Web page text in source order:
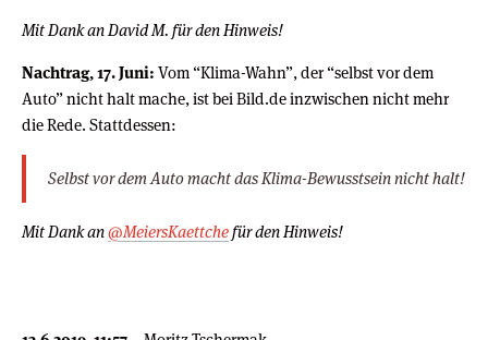
Mit Dank an David M. für den Hinweis!
Nachtrag, 17. Juni: Vom “Klima-Wahn”, der “selbst vor dem
Auto” nicht halt mache, ist bei Bild.de inzwischen nicht mehr
die Rede. Stattdessen:
Selbst vor dem Auto macht das Klima-Bewusstsein nicht halt!
Mit Dank an@MeiersKaettchefür den Hinweis!